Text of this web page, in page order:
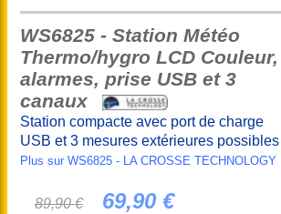
WS6825 - Station Météo
Thermo/hygro LCD Couleur,
alarmes, prise USB et 3
canaux
Station compacte avec port de charge
USB et 3 mesures extérieures possibles
Plus sur WS6825 - LA CROSSE TECHNOLOGY
89,90 € 69,90 €